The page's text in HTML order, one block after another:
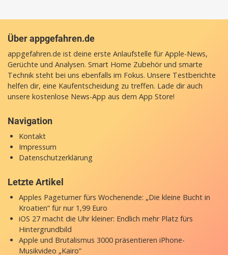
Über appgefahren.de
appgefahren.de ist deine erste Anlaufstelle für Apple-News,
Gerüchte und Analysen. Smart Home Zubehör und smarte
Technik steht bei uns ebenfalls im Fokus. Unsere Testberichte
helfen dir, eine Kaufentscheidung zu treffen. Lade dir auch
unsere kostenlose News-App aus dem App Store!
Navigation
Kontakt
Impressum
Datenschutzerklärung
Letzte Artikel
Apples Pageturner fürs Wochenende: „Die kleine Bucht in
Kroatien“ für nur 1,99 Euro
iOS 27 macht die Uhr kleiner: Endlich mehr Platz fürs
Hintergrundbild
Apple und Brutalismus 3000 präsentieren iPhone-
Musikvideo „Kairo“